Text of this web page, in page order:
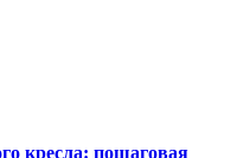
кресла: пошаговая